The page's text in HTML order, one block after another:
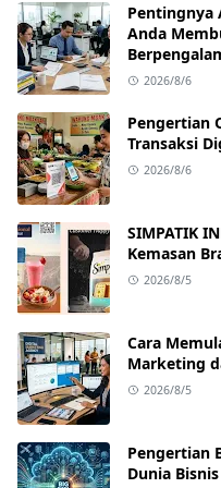
Pentingnya
Anda
2026/8/6
Pengertian
Transaksi
2026/8/6
SIMPATIK
Kemasan
2026/8/5
Cara
Marketing
2026/8/5
Pengertian
Dunia Bisnis